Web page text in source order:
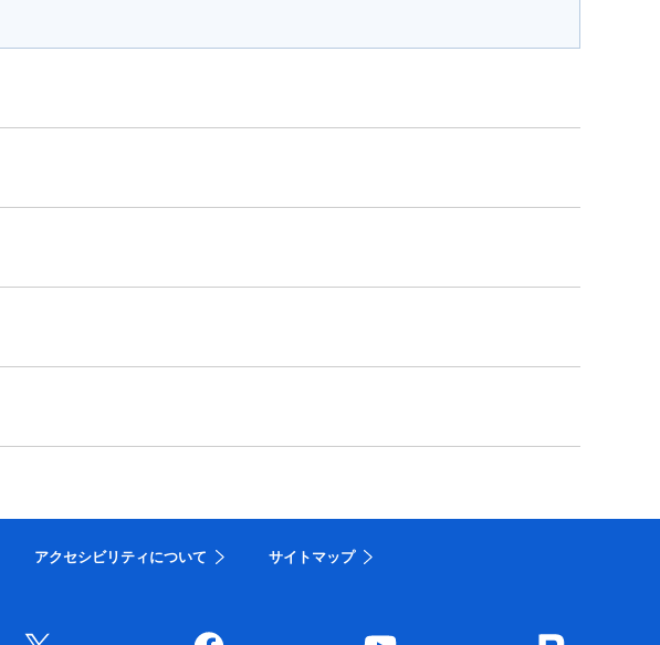
アクセシビリティについて
サイトマップ